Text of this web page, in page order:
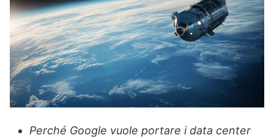
Perché Google vuole portare i data center